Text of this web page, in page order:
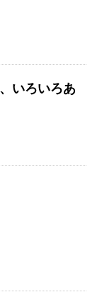
いろいろあ